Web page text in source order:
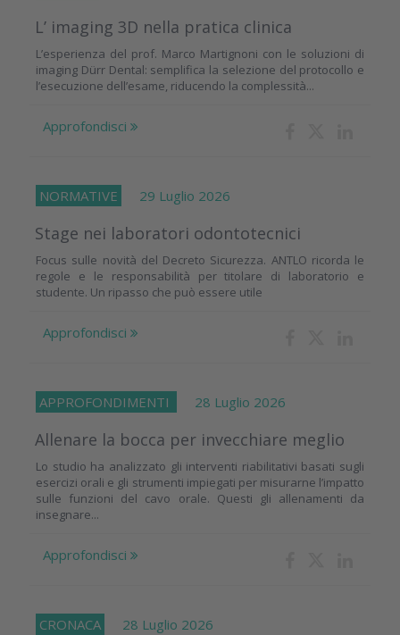
L’ imaging 3D nella pratica clinica
L’esperienza del prof. Marco Martignoni con le soluzioni di
imaging Dürr Dental: semplifica la selezione del protocollo e
l’esecuzione dell’esame, riducendo la complessità...
Approfondisci
NORMATIVE 29 Luglio 2026
Stage nei laboratori odontotecnici
Focus sulle novità del Decreto Sicurezza. ANTLO ricorda le
regole e le responsabilità per titolare di laboratorio e
studente. Un ripasso che può essere utile
Approfondisci
APPROFONDIMENTI 28 Luglio 2026
Allenare la bocca per invecchiare meglio
Lo studio ha analizzato gli interventi riabilitativi basati sugli
esercizi orali e gli strumenti impiegati per misurarne l’impatto
sulle funzioni del cavo orale. Questi gli allenamenti da
insegnare...
Approfondisci
CRONACA 28 Luglio 2026